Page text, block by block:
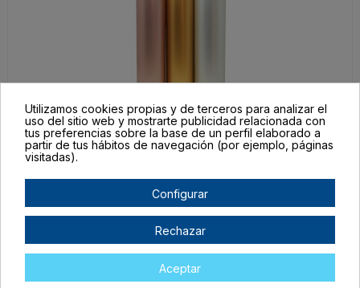
VTX-10285
Oro
150,00 €
Utilizamos cookies propias y de terceros para analizar el
uso del sitio web y mostrarte publicidad relacionada con
tus preferencias sobre la base de un perfil elaborado a
partir de tus hábitos de navegación (por ejemplo, páginas
visitadas).
Configurar
Rechazar
Aceptar